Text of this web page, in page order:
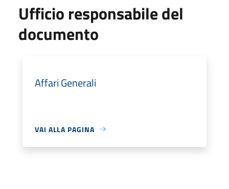
Ufficio responsabile del
documento
Affari Generali
VAI ALLA PAGINA